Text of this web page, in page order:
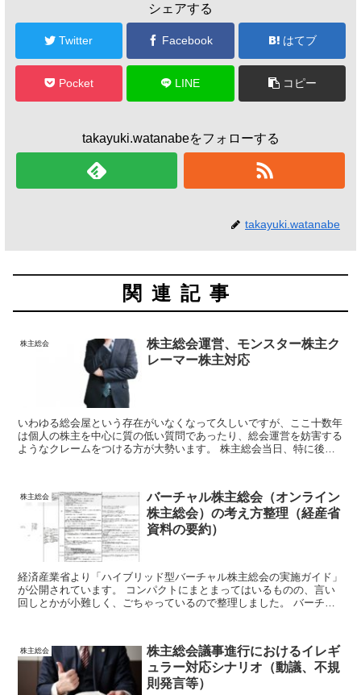
シェアする
Twitter Facebook はてブ
Pocket LINE コピー
takayuki.watanabeをフォローする
takayuki.watanabe
関連記事
株主総会
株主総会運営、モンスター株主ク
レーマー株主対応
いわゆる総会屋という存在がいなくなって久しいですが、ここ十数年
は個人の株主を中心に質の低い質問であったり、総会運営を妨害する
ようなクレームをつける方が大勢います。 株主総会当日、特に後者
株主総会
バーチャル株主総会（オンライン
株主総会）の考え方整理（経産省
資料の要約）
経済産業省より「ハイブリッド型バーチャル株主総会の実施ガイド」
が公開されています。 コンパクトにまとまってはいるものの、言い
回しとかが小難しく、ごちゃっているので整理しました。 バーチャ
株主総会
株主総会議事進行におけるイレギ
ュラー対応シナリオ（動議、不規
則発言等）